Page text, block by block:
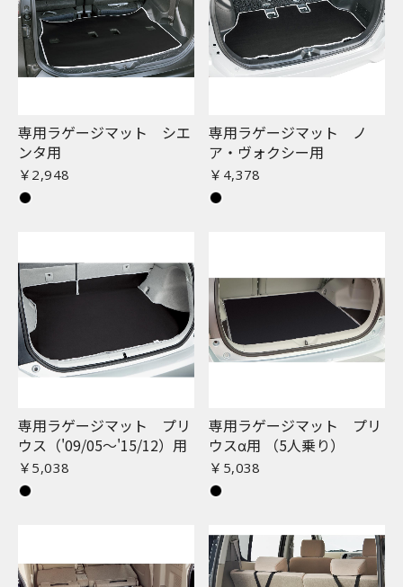
専用ラゲージマット シエ
ンタ用
￥2,948
専用ラゲージマット ノ
ア・ヴォクシー用
￥4,378
専用ラゲージマット プリ
ウス（'09/05〜'15/12）用
￥5,038
専用ラゲージマット プリ
ウスα用 （5人乗り）
￥5,038
お買い物を続ける カートへ進む